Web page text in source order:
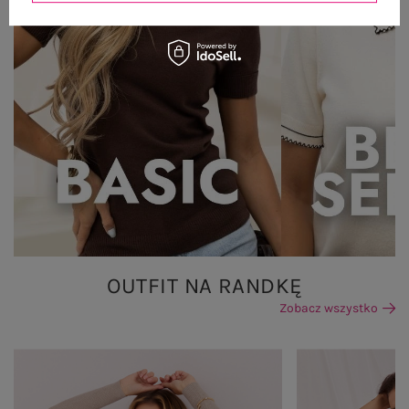
OUTFIT NA RANDKĘ
Zobacz wszystko